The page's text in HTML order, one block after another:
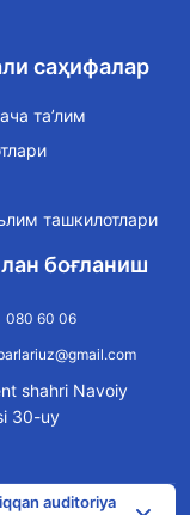
саҳифалар
та’лим
ташкилотлари
боғланиш
080 60 06
shahri Navoiy
30-uy
auditoriya